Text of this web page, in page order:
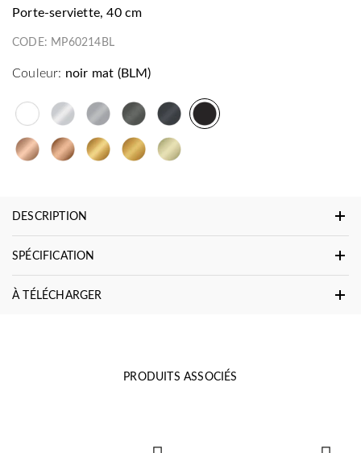
porte-serviette, 40 cm
CODE: MP60214BL
Couleur: noir mat (BLM)
DESCRIPTION
SPÉCIFICATION
À TÉLÉCHARGER
PRODUITS ASSOCIÉS